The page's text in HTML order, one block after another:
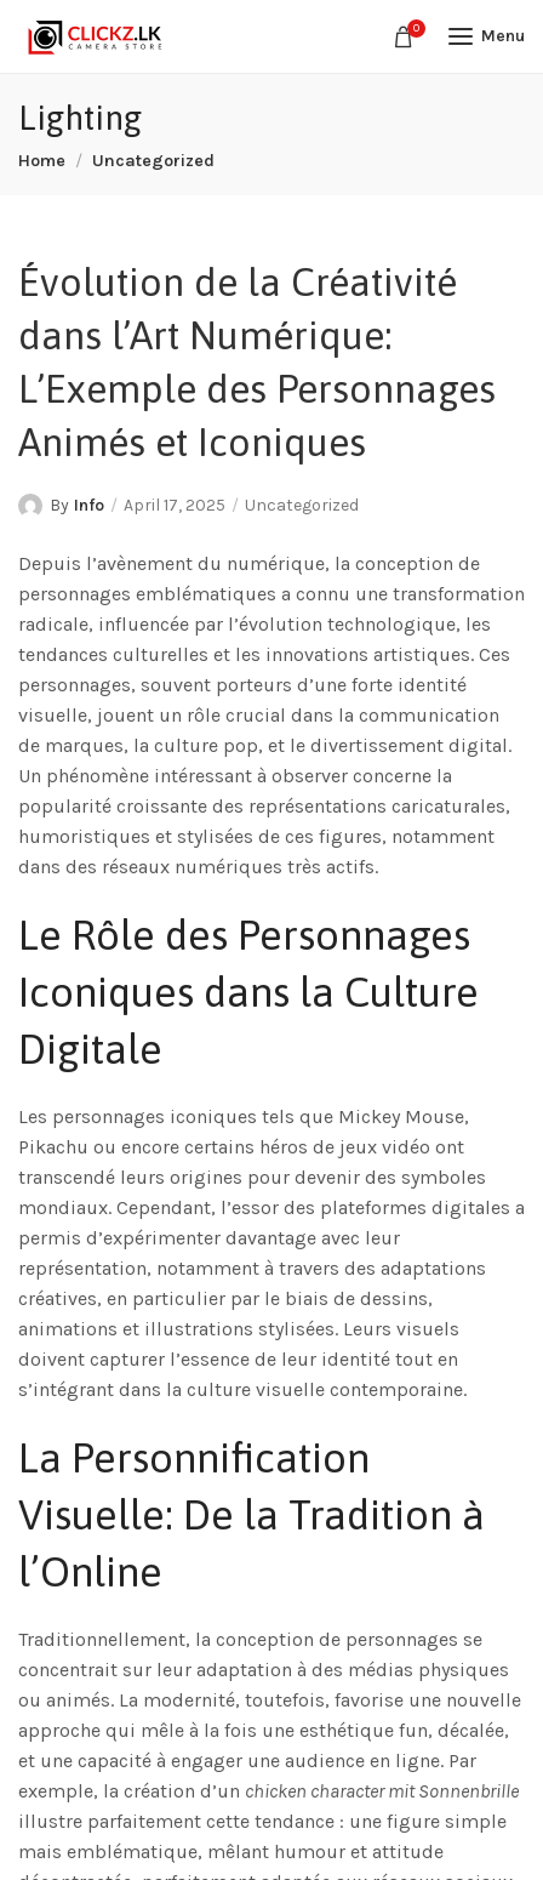
0 Menu
Lighting
Home Uncategorized
Évolution de la Créativité
dans l’Art Numérique:
L’Exemple des Personnages
Animés et Iconiques
By Info April 17, 2025 Uncategorized
Depuis l’avènement du numérique, la conception de
personnages emblématiques a connu une transformation
radicale, influencée par l’évolution technologique, les
tendances culturelles et les innovations artistiques. Ces
personnages, souvent porteurs d’une forte identité
visuelle, jouent un rôle crucial dans la communication
de marques, la culture pop, et le divertissement digital.
Un phénomène intéressant à observer concerne la
popularité croissante des représentations caricaturales,
humoristiques et stylisées de ces figures, notamment
dans des réseaux numériques très actifs.
Le Rôle des Personnages
Iconiques dans la Culture
Digitale
Les personnages iconiques tels que Mickey Mouse,
Pikachu ou encore certains héros de jeux vidéo ont
transcendé leurs origines pour devenir des symboles
mondiaux. Cependant, l’essor des plateformes digitales a
permis d’expérimenter davantage avec leur
représentation, notamment à travers des adaptations
créatives, en particulier par le biais de dessins,
animations et illustrations stylisées. Leurs visuels
doivent capturer l’essence de leur identité tout en
s’intégrant dans la culture visuelle contemporaine.
La Personnification
Visuelle: De la Tradition à
l’Online
Traditionnellement, la conception de personnages se
concentrait sur leur adaptation à des médias physiques
ou animés. La modernité, toutefois, favorise une nouvelle
approche qui mêle à la fois une esthétique fun, décalée,
et une capacité à engager une audience en ligne. Par
exemple, la création d’un chicken character mit Sonnenbrille
illustre parfaitement cette tendance : une figure simple
mais emblématique, mêlant humour et attitude